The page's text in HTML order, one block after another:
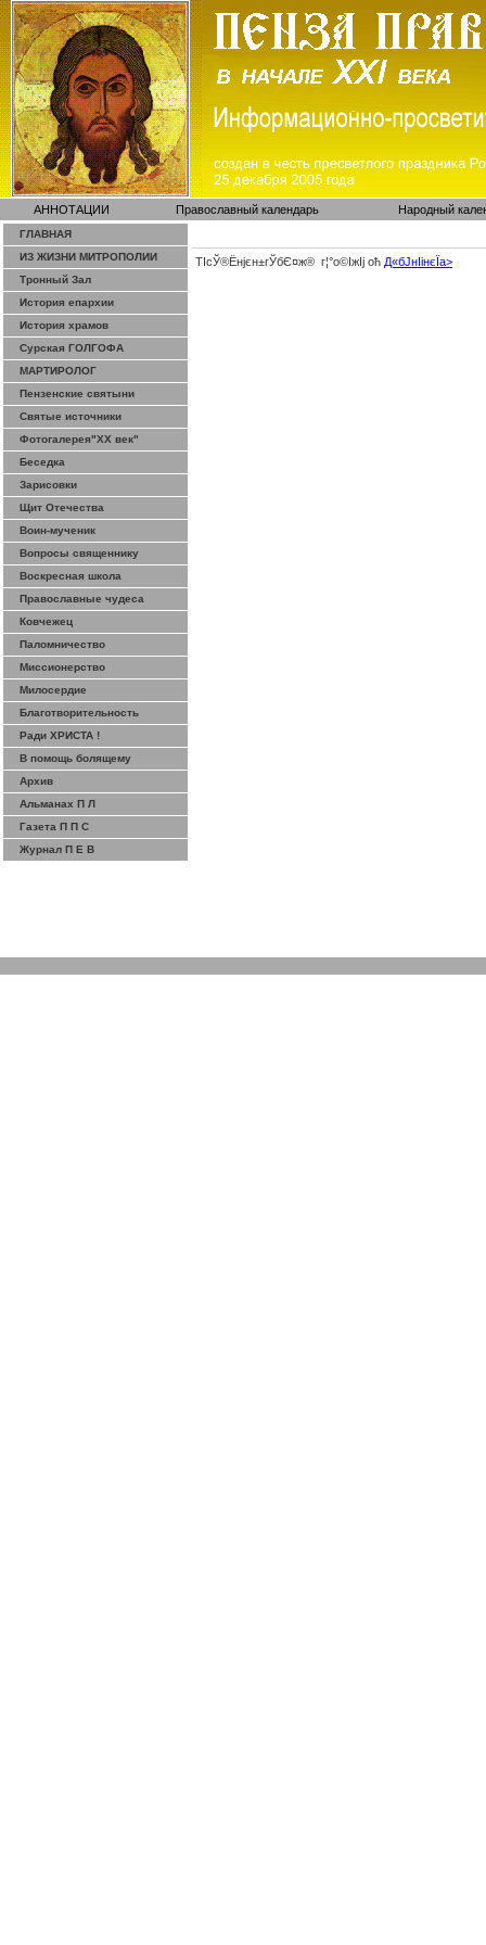
АННОТАЦИИ Православный календарь Народный
ГЛАВНАЯ
ИЗ ЖИЗНИ МИТРОПОЛИИ
Тронный Зал
История епархии
История храмов
Сурская ГОЛГОФА
МАРТИРОЛОГ
Пензенские святыни
Святые источники
Фотогалерея"ХХ век"
Беседка
Зарисовки
Щит Отечества
Воин-мученик
Вопросы священнику
Воскресная школа
Православные чудеса
Ковчежец
Паломничество
Миссионерство
Милосердие
Благотворительность
Ради ХРИСТА !
В помощь болящему
Архив
Альманах П Л
Газета П П С
Журнал П Е В
ТІсЎ®Ёнјєн±­гЎ­бЄ¤ж® г¦°о©ІжІј оћ Д«бЈ­нІінєЇa>